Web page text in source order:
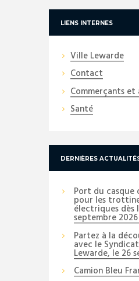
LIENS INTERNES
Ville Lewarde
Contact
Commerçants et
Santé
DERNIÈRES
Port du
pour les
électriques dès
septembre 2026
Partez à la
avec le
Lewarde, le 26
Camion Bleu